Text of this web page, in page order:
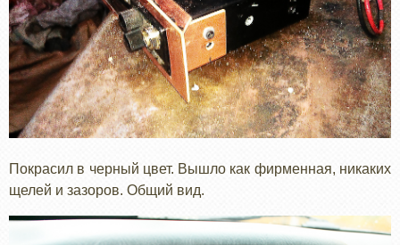
Покрасил в черный цвет. Вышло как фирменная, никаких
щелей и зазоров. Общий вид.